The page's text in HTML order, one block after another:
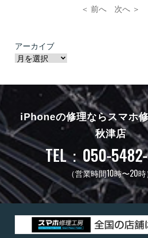
＜ 前へ 次へ ＞
アーカイブ
iPhoneの修理ならスマホ修
秋津店
TEL：050-
（営業時間10時〜20時